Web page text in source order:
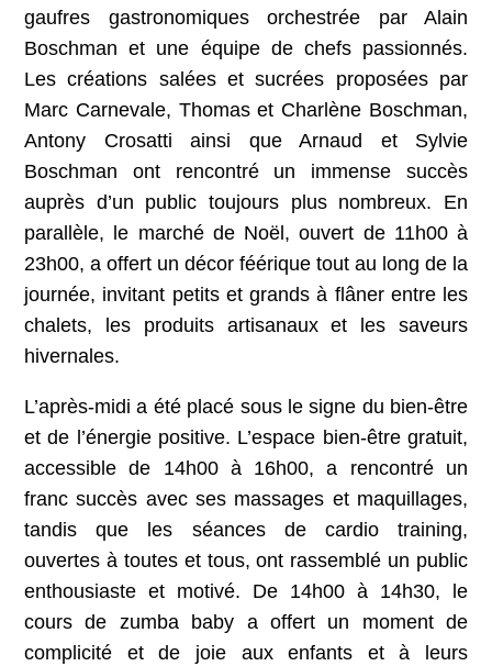
gaufres gastronomiques orchestrée par Alain
Boschman et une équipe de chefs passionnés.
Les créations salées et sucrées proposées par
Marc Carnevale, Thomas et Charlène Boschman,
Antony Crosatti ainsi que Arnaud et Sylvie
Boschman ont rencontré un immense succès
auprès d’un public toujours plus nombreux. En
parallèle, le marché de Noël, ouvert de 11h00 à
23h00, a offert un décor féérique tout au long de la
journée, invitant petits et grands à flâner entre les
chalets, les produits artisanaux et les saveurs
hivernales.
L’après-midi a été placé sous le signe du bien-être
et de l’énergie positive. L’espace bien-être gratuit,
accessible de 14h00 à 16h00, a rencontré un
franc succès avec ses massages et maquillages,
tandis que les séances de cardio training,
ouvertes à toutes et tous, ont rassemblé un public
enthousiaste et motivé. De 14h00 à 14h30, le
cours de zumba baby a offert un moment de
complicité et de joie aux enfants et à leurs